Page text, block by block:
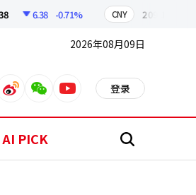
6.38 -0.71% CNY 209.17
2026年08月09日
weiboweixinyoutube 登录
AI PICK 搜